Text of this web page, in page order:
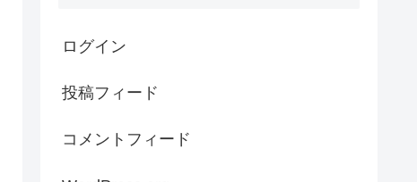
ログイン
投稿フィード
コメントフィード